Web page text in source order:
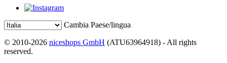
Cambia Paese/lingua
© 2010-2026 niceshops GmbH (ATU63964918) - All rights
reserved.